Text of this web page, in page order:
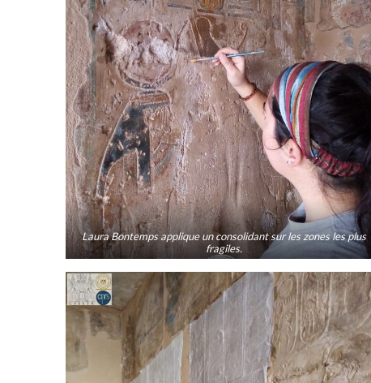
Laura Bontemps applique un consolidant sur les zones les plus
fragiles.